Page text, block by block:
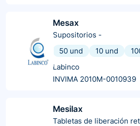
Mesax
Supositorios -
50 und
10 und
Labinco
INVIMA 2010M-0010939
Mesilax
Tabletas de liberación